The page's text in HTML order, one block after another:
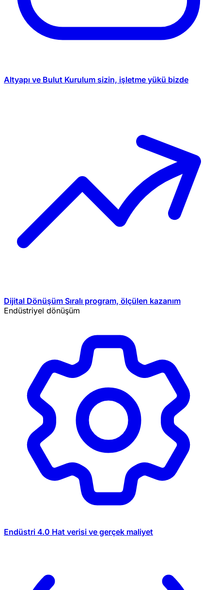
Altyapı ve Bulut Kurulum sizin, işletme yükü bizde
Dijital Dönüşüm Sıralı program, ölçülen kazanım
Endüstriyel dönüşüm
Endüstri 4.0 Hat verisi ve gerçek maliyet